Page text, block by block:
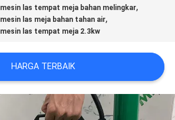
mesin las tempat meja bahan melingkar,
mesin las meja bahan tahan air,
mesin las tempat meja 2.3kw
HARGA TERBAIK